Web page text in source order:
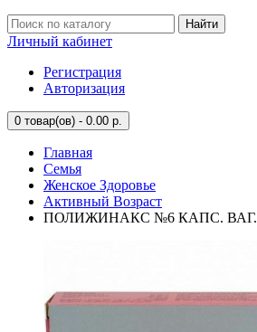
Найти
Личный кабинет
Регистрация
Авторизация
0 товар(ов) - 0.00 р.
Главная
Семья
Женское Здоровье
Активный Возраст
ПОЛИЖИНАКС №6 КАПС. ВАГ.